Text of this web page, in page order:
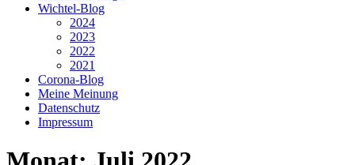
Wichtel-Blog
2024
2023
2022
2021
Corona-Blog
Meine Meinung
Datenschutz
Impressum